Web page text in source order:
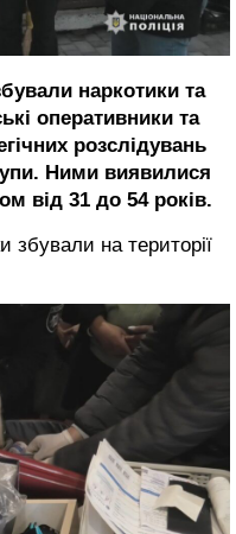
наркотики та
оперативники та
розслідувань
Ними виявилися
від 31 до 54 років.
збували на території